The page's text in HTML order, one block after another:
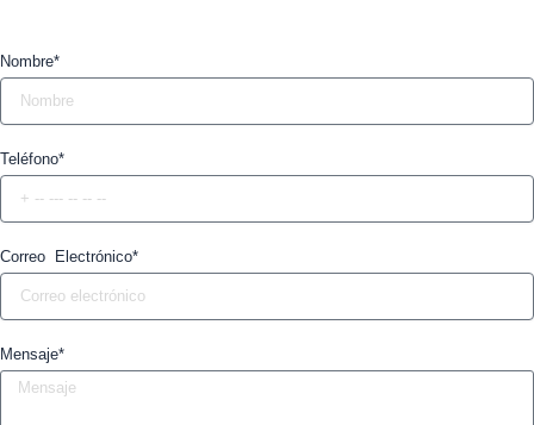
Nombre*
Teléfono*
Correo Electrónico*
Mensaje*